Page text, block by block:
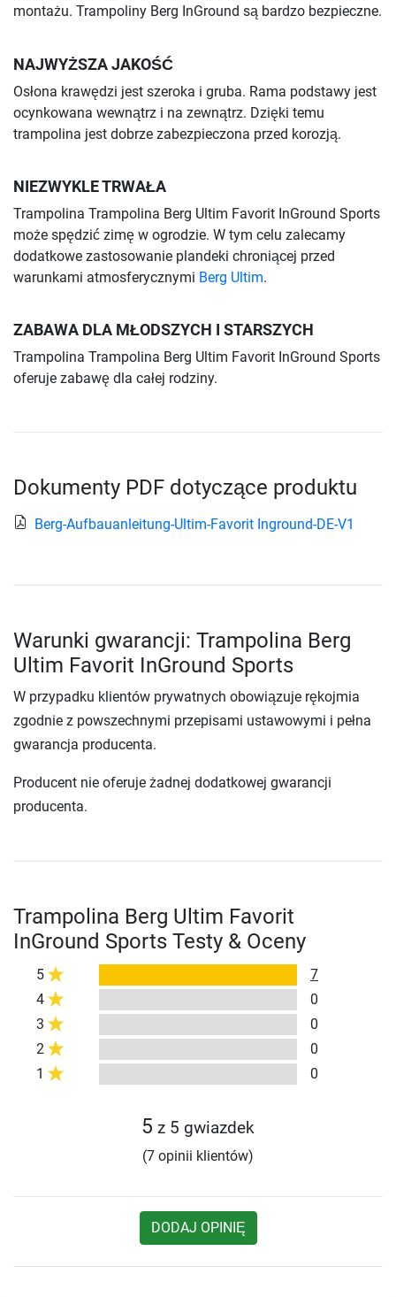
montażu. Trampoliny Berg InGround są bardzo bezpieczne.
NAJWYŻSZA JAKOŚĆ
Osłona krawędzi jest szeroka i gruba. Rama podstawy jest
ocynkowana wewnątrz i na zewnątrz. Dzięki temu
trampolina jest dobrze zabezpieczona przed korozją.
NIEZWYKLE TRWAŁA
Trampolina Trampolina Berg Ultim Favorit InGround Sports
może spędzić zimę w ogrodzie. W tym celu zalecamy
dodatkowe zastosowanie plandeki chroniącej przed
warunkami atmosferycznymi Berg Ultim.
ZABAWA DLA MŁODSZYCH I STARSZYCH
Trampolina Trampolina Berg Ultim Favorit InGround Sports
oferuje zabawę dla całej rodziny.
Dokumenty PDF dotyczące produktu
Berg-Aufbauanleitung-Ultim-Favorit Inground-DE-V1
Warunki gwarancji: Trampolina Berg
Ultim Favorit InGround Sports
W przypadku klientów prywatnych obowiązuje rękojmia
zgodnie z powszechnymi przepisami ustawowymi i pełna
gwarancja producenta.
Producent nie oferuje żadnej dodatkowej gwarancji
producenta.
Trampolina Berg Ultim Favorit
InGround Sports Testy & Oceny
5
7
4
0
3
0
2
0
1
0
5 z 5 gwiazdek
(7 opinii klientów)
DODAJ OPINIĘ